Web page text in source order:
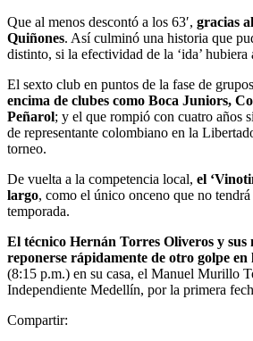
Que al menos descontó a los 63′, gracias
Quiñones. Así culminó una historia que
distinto, si la efectividad de la ‘ida’ hubiera
El sexto club en puntos de la fase de
encima de clubes como Boca Juniors,
Peñarol; y el que rompió con cuatro años
de representante colombiano en la
torneo.
De vuelta a la competencia local, el
largo, como el único onceno que no
temporada.
El técnico Hernán Torres Oliveros y sus
reponerse rápidamente de otro golpe en
(8:15 p.m.) en su casa, el Manuel Murillo
Independiente Medellín, por la primera
Compartir: